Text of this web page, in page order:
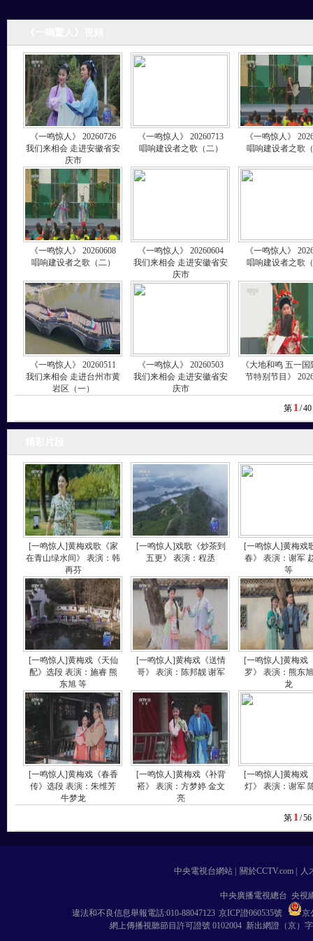
《一鸣惊人》 20260726
我们来相会 走进安徽省安
庆市
《一鸣惊人》 20260713
唱响建设者之歌（二）
《一鸣惊人》
唱响建设者之歌
《一鸣惊人》 20260608
唱响建设者之歌（二）
《一鸣惊人》 20260604
我们来相会 走进安徽省安
庆市
《一鸣惊人》
唱响建设者之歌
《一鸣惊人》 20260511
我们来相会 走进台州市黄
岩区（一）
《一鸣惊人》 20260503
我们来相会 走进安徽省安
庆市
《大地和鸣 五一
节特别节目》
第 1 /40
[一鸣惊人]黄梅戏歌《家
在青山绿水间》 表演：韩
再芬
[一鸣惊人]戏歌《炒茶到
五更》 表演：程丞
[一鸣惊人]黄梅戏
春》 表演：谢军
等
[一鸣惊人]黄梅戏《天仙
配》选段 表演：施睿 熊
东旭 等
[一鸣惊人]黄梅戏《送情
哥》 表演：陈邦靓 谢军
[一鸣惊人]黄梅戏
罗》 表演：熊东
龙
[一鸣惊人]黄梅戏《春香
传》选段 表演：朱维芳
牛梦龙
[一鸣惊人]黄梅戏《补背
褡》 表演：方梦婷 金文
亮
[一鸣惊人]黄梅戏
灯》 表演：谢军
第 1 /56
中央電視台網站 關於CCTV.com 人
中央廣播電視總台 央視
違法和不良信息舉報電話:010-88047123 京ICP證060535號
京
網上傳播視聽節目許可證號 0102004 新出網證（京）